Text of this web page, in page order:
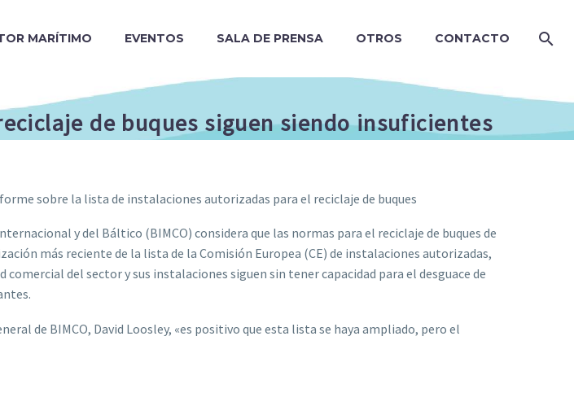
MARÍTIMO EVENTOS SALA DE PRENSA OTROS CONTACTO
de buques siguen siendo insuficientes
sobre la lista de instalaciones autorizadas para el reciclaje de buques
y del Báltico (BIMCO) considera que las normas para el reciclaje de buques de
más reciente de la lista de la Comisión Europea (CE) de instalaciones autorizadas,
comercial del sector y sus instalaciones siguen sin tener capacidad para el desguace de
de BIMCO, David Loosley, «es positivo que esta lista se haya ampliado, pero el